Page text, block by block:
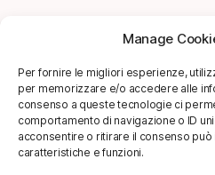
Manage
Per fornire le migliori esperienze,
per memorizzare e/o accedere alle
consenso a queste tecnologie ci
comportamento di navigazione o ID
acconsentire o ritirare il consenso
caratteristiche e funzioni.